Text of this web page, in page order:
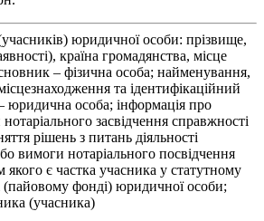
юридичної особи: прізвище,
країна громадянства, місце
– фізична особа; найменування,
та ідентифікаційний
юридична особа; інформація про
засвідчення справжності
рішень з питань діяльності
вимоги нотаріального посвідчення
є частка учасника у статутному
(пайовому фонді) юридичної особи;
(учасника)